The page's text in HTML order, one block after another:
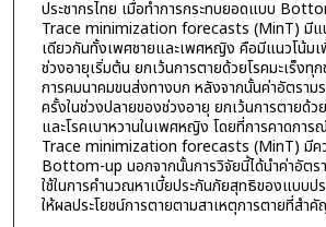
ประชากรไทย เมื่อทำการกระทบยอดแบบ
Trace minimization forecasts (MinT) มีแน
เดียวกันทั้งเพศชายและเพศหญิง คือมีแนวโน้ม
ช่วงอายุเริ่มต้น ยกเว้นการตายด้วยโรคมะเร็งทุ
การคมนาคมขนส่งทางบก หลังจากนั้นค่าอัตราม
ครั้งในช่วงปลายของช่วงอายุ ยกเว้นการตายด้ว
และโรคเบาหวานในเพศหญิง โดยที่การคาดกา
Trace minimization forecasts (MinT) มีคว
Bottom-up นอกจากนั้นการวิจัยนี้ได้นำค่าอัตร
ใช้ในการคำนวณหาเบี้ยประกันภัยสุทธิของแบบป
ให้ผลประโยชน์การตายตามสาเหตุการตายที่สำ